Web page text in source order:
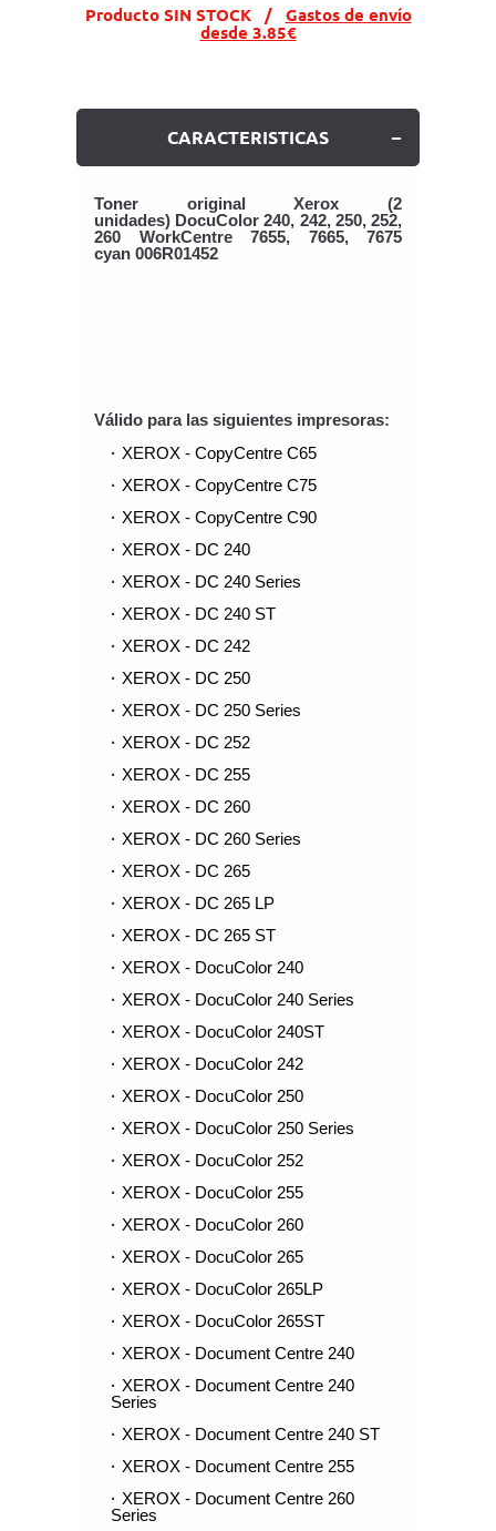
Producto SIN STOCK / Gastos de envío
desde 3.85€
CARACTERISTICAS
Toner original Xerox (2
unidades) DocuColor 240, 242, 250, 252,
260 WorkCentre7655, 7665, 7675
cyan 006R01452
Válido para las siguientes impresoras:
XEROX - CopyCentre C65
XEROX - CopyCentre C75
XEROX - CopyCentre C90
XEROX - DC 240
XEROX - DC 240 Series
XEROX - DC 240 ST
XEROX - DC 242
XEROX - DC 250
XEROX - DC 250 Series
XEROX - DC 252
XEROX - DC 255
XEROX - DC 260
XEROX - DC 260 Series
XEROX - DC 265
XEROX - DC 265 LP
XEROX - DC 265 ST
XEROX - DocuColor 240
XEROX - DocuColor 240 Series
XEROX - DocuColor 240ST
XEROX - DocuColor 242
XEROX - DocuColor 250
XEROX - DocuColor 250 Series
XEROX - DocuColor 252
XEROX - DocuColor 255
XEROX - DocuColor 260
XEROX - DocuColor 265
XEROX - DocuColor 265LP
XEROX - DocuColor 265ST
XEROX - Document Centre 240
XEROX - Document Centre 240
Series
XEROX - Document Centre 240 ST
XEROX - Document Centre 255
XEROX - Document Centre 260
Series